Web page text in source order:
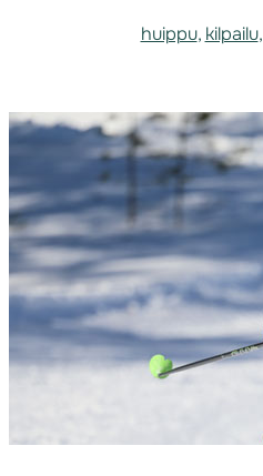
huippu, kilpailu,